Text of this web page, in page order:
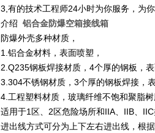
3,有的技术工程师24小时为你服务，为
介绍 铝合金防爆空箱接线箱
防爆外壳多种材质，
1.铝合金材料，表面喷塑，
2.Q235钢板焊接材质，4个厚的钢板，表
3.304不锈钢材质，3个厚的钢板焊接，表
4.工程塑料材质，玻璃纤维不饱和聚脂
适用于1区、2区危险场所和IIA、IIB、
进出线方式可分为上下左右进出线，根